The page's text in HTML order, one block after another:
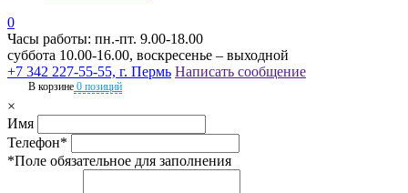
0
Часы работы: пн.-пт. 9.00-18.00
суббота 10.00-16.00, воскресенье – выходной
+7 342 227-55-55, г. Пермь Написать сообщение
В корзине 0 позиций
×
Имя
Телефон*
*Поле обязательное для заполнения